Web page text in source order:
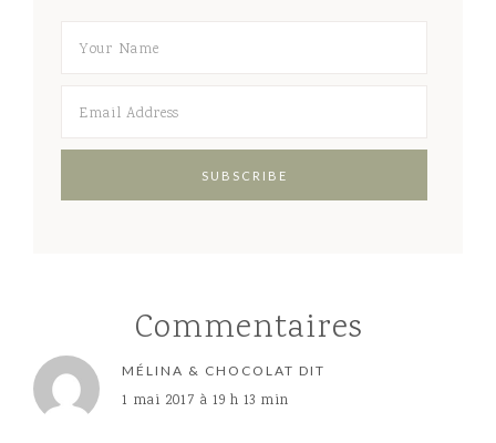
Commentaires
MÉLINA & CHOCOLAT DIT
1 mai 2017 à 19 h 13 min